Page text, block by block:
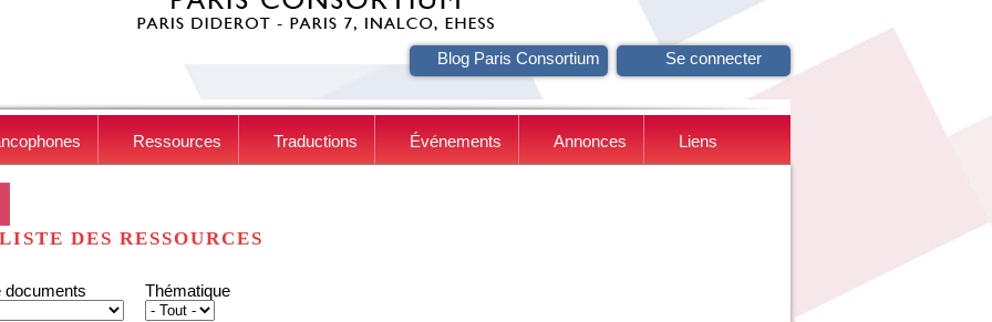
Blog Paris Consortium Se connecter
Ressources Traductions Événements Annonces Liens
LISTE DES RESSOURCES
documents Thématique